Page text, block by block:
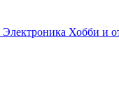
Электроника Хобби и